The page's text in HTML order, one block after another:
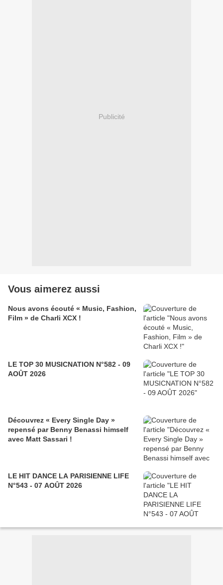
Publicité
Vous aimerez aussi
Nous avons écouté « Music, Fashion,
Film » de Charli XCX !
LE TOP 30 MUSICNATION N°582 - 09
AOÛT 2026
Découvrez « Every Single Day »
repensé par Benny Benassi himself
avec Matt Sassari !
LE HIT DANCE LA PARISIENNE LIFE
N°543 - 07 AOÛT 2026